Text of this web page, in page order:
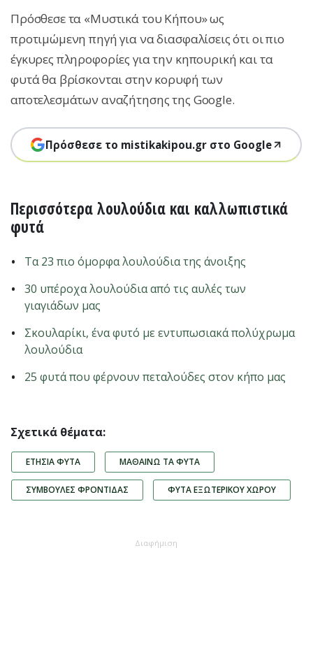
Πρόσθεσε τα «Μυστικά του Κήπου» ως
προτιμώμενη πηγή για να διασφαλίσεις ότι οι πιο
έγκυρες πληροφορίες για την κηπουρική και τα
φυτά θα βρίσκονται στην κορυφή των
αποτελεσμάτων αναζήτησης της Google.
Πρόσθεσε το mistikakipou.gr στο Google
Περισσότερα λουλούδια και καλλωπιστικά
φυτά
Τα 23 πιο όμορφα λουλούδια της άνοιξης
30 υπέροχα λουλούδια από τις αυλές των
γιαγιάδων μας
Σκουλαρίκι, ένα φυτό με εντυπωσιακά πολύχρωμα
λουλούδια
25 φυτά που φέρνουν πεταλούδες στον κήπο μας
Σχετικά θέματα:
ΕΤΉΣΙΑ ΦΥΤΆ ΜΑΘΑΊΝΩ ΤΑ ΦΥΤΆ
ΣΥΜΒΟΥΛΈΣ ΦΡΟΝΤΊΔΑΣ ΦΥΤΆ ΕΞΩΤΕΡΙΚΟΎ ΧΏΡΟΥ
Διαφήμιση